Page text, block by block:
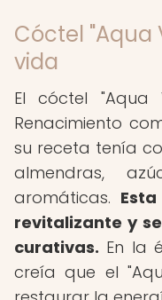
Cóctel "Aqua
vida
El cóctel
Renacimiento
su receta tenía
almendras,
aromáticas.
revitalizante y
curativas. En la
creía que el